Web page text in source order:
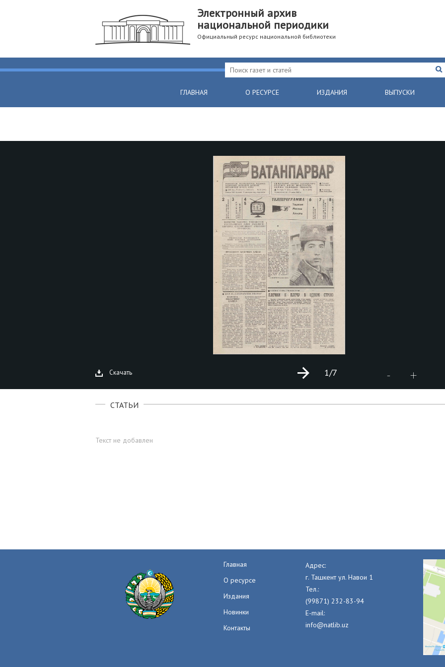
Электронный архив
национальной периодики
Официальный ресурс национальной библиотеки
ГЛАВНАЯ О РЕСУРСЕ ИЗДАНИЯ ВЫПУСКИ
Скачать - +
1/7
СТАТЬИ
Текст не добавлен
Главная
О ресурсе
Издания
Новинки
Контакты
Адрес:
г. Ташкент ул. Навои 1
Тел.:
(99871) 232-83-94
E-mail:
info@natlib.uz